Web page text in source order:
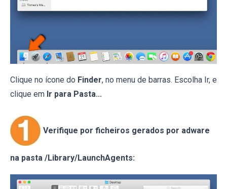
Clique no ícone do Finder, no menu de barras. Escolha Ir, e
clique em Ir para Pasta...
Verifique por ficheiros gerados por adware
na pasta /Library/LaunchAgents: